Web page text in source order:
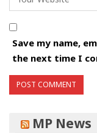
Save my name,
the next time I
MP News